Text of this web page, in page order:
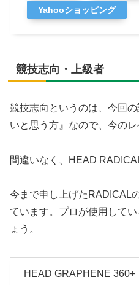
Yahooショッピング
競技志向・上級者
競技志向というのは、今回
いと思う方』なので、今のレ
間違いなく、HEAD
今まで申し上げたRADICAL
ています。プロが使用して
ょう。
HEAD GRAPHENE 360+